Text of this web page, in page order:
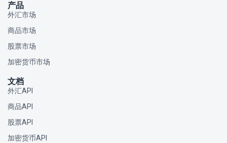
产品
外汇市场
商品市场
股票市场
加密货币市场
文档
外汇API
商品API
股票API
加密货币API